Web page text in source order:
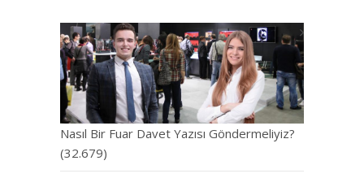
Nasıl Bir Fuar Davet Yazısı Göndermeliyiz?
(32.679)